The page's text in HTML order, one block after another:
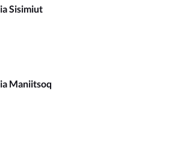
Sisimiut
Maniitsoq